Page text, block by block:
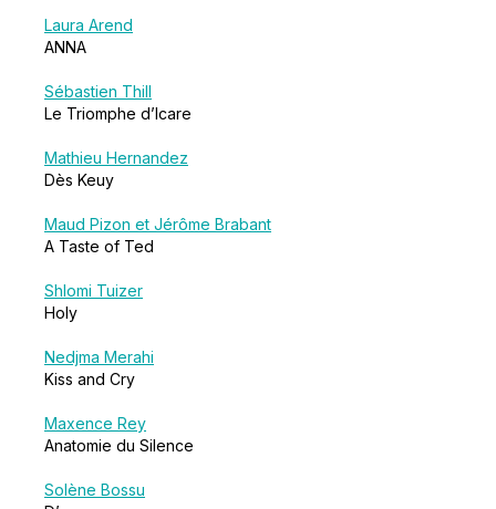
Laura Arend
ANNA
Sébastien Thill
Le Triomphe d’Icare
Mathieu Hernandez
Dès Keuy
Maud Pizon et Jérôme Brabant
A Taste of Ted
Shlomi Tuizer
Holy
Nedjma Merahi
Kiss and Cry
Maxence Rey
Anatomie du Silence
Solène Bossu